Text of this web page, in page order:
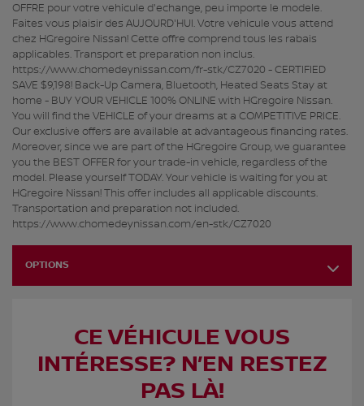
OFFRE pour votre vehicule d'echange, peu importe le modele.
Faites vous plaisir des AUJOURD'HUI. Votre vehicule vous attend
chez HGregoire Nissan! Cette offre comprend tous les rabais
applicables. Transport et preparation non inclus.
https://www.chomedeynissan.com/fr-stk/CZ7020 - CERTIFIED
SAVE $9,198! Back-Up Camera, Bluetooth, Heated Seats Stay at
home - BUY YOUR VEHICLE 100% ONLINE with HGregoire Nissan.
You will find the VEHICLE of your dreams at a COMPETITIVE PRICE.
Our exclusive offers are available at advantageous financing rates.
Moreover, since we are part of the HGregoire Group, we guarantee
you the BEST OFFER for your trade-in vehicle, regardless of the
model. Please yourself TODAY. Your vehicle is waiting for you at
HGregoire Nissan! This offer includes all applicable discounts.
Transportation and preparation not included.
https://www.chomedeynissan.com/en-stk/CZ7020
OPTIONS
CE VÉHICULE VOUS
INTÉRESSE? N’EN RESTEZ
PAS LÀ!